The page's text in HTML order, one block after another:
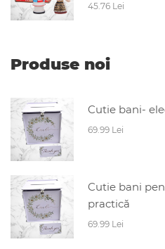
45.76 Lei
Produse noi
Cutie bani-
69.99 Lei
Cutie bani
practică
69.99 Lei